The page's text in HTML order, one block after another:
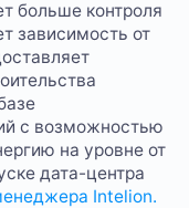
больше контроля
зависимость от
с возможностью
на уровне от
дата-центра
Intelion.